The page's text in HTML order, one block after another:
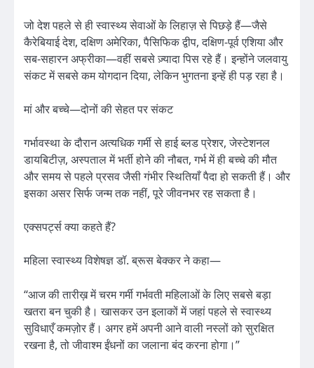
जो देश पहले से ही स्वास्थ्य सेवाओं के लिहाज़ से पिछड़े हैं—जैसे
कैरेबियाई देश, दक्षिण अमेरिका, पैसिफिक द्वीप, दक्षिण-पूर्व एशिया और
सब-सहारन अफ्रीका—वहीं सबसे ज़्यादा पिस रहे हैं। इन्होंने जलवायु
संकट में सबसे कम योगदान दिया, लेकिन भुगतना इन्हें ही पड़ रहा है।
मां और बच्चे—दोनों की सेहत पर संकट
गर्भावस्था के दौरान अत्यधिक गर्मी से हाई ब्लड प्रेशर, जेस्टेशनल
डायबिटीज़, अस्पताल में भर्ती होने की नौबत, गर्भ में ही बच्चे की मौत
और समय से पहले प्रसव जैसी गंभीर स्थितियाँ पैदा हो सकती हैं। और
इसका असर सिर्फ जन्म तक नहीं, पूरे जीवनभर रह सकता है।
एक्सपर्ट्स क्या कहते हैं?
महिला स्वास्थ्य विशेषज्ञ डॉ. ब्रूस बेक्कर ने कहा—
“आज की तारीख़ में चरम गर्मी गर्भवती महिलाओं के लिए सबसे बड़ा
खतरा बन चुकी है। खासकर उन इलाकों में जहां पहले से स्वास्थ्य
सुविधाएँ कमज़ोर हैं। अगर हमें अपनी आने वाली नस्लों को सुरक्षित
रखना है, तो जीवाश्म ईंधनों का जलाना बंद करना होगा।”